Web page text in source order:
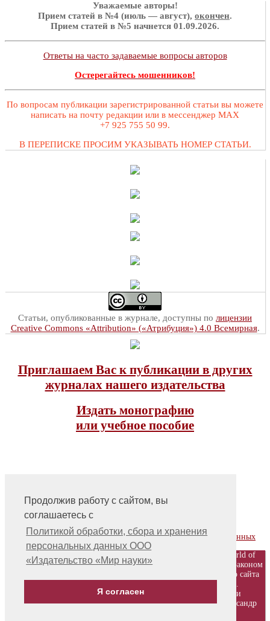
Продолжив работу с сайтом, вы
соглашаетесь с
Политикой обработки, сбора и хранения
персональных данных ООО
«Издательство «Мир науки»
Я согласен
Уважаемые авторы!
Прием статей в №4 (июль — август), окончен.
Прием статей в №5 начнется 01.09.2026.
Ответы на часто задаваемые вопросы авторов
Остерегайтесь мошенников!
По вопросам публикации зарегистрированной статьи вы можете
написать на почту редакции или в мессенджер MAX
+7 925 755 50 99.
В ПЕРЕПИСКЕ ПРОСИМ УКАЗЫВАТЬ НОМЕР СТАТЬИ.
Статьи, опубликованные в журнале, доступны по лицензии
Creative Commons «Attribution» («Атрибуция») 4.0 Всемирная.
Приглашаем Вас к публикации в других
журналах нашего издательства
Издать монографию
или учебное пособие
На главную
Контакты, учредитель, редакция
Политика обработки, сбора и хранения персональных данных
© ООО «Издательство «Мир науки» \ «Publishing company «World of
science», LLC Материалы, размещенные на сайте, охраняются Законом
о защите авторских прав. Публикация любых материалов этого сайта
Авторские права на размещенные на сайте научные публикации
принадлежат их авторам. Разработка и поддержка сайта - Александр